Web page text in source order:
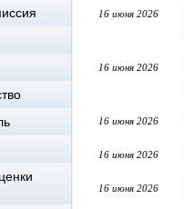
16 июня 2026
16 июня 2026
16 июня 2026
16 июня 2026
16 июня 2026